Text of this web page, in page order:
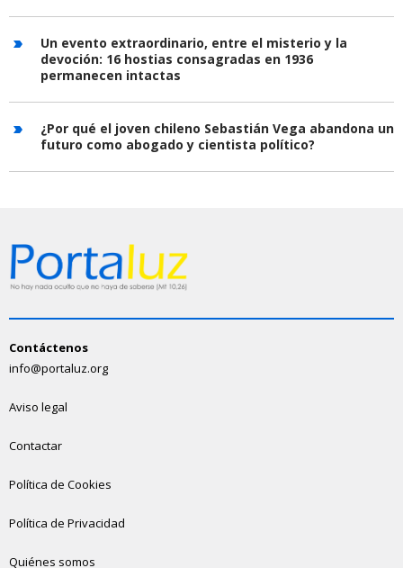
Un evento extraordinario, entre el misterio y la
devoción: 16 hostias consagradas en 1936
permanecen intactas
¿Por qué el joven chileno Sebastián Vega abandona un
futuro como abogado y cientista político?
Contáctenos
info@portaluz.org
Aviso legal
Contactar
Política de Cookies
Política de Privacidad
Quiénes somos